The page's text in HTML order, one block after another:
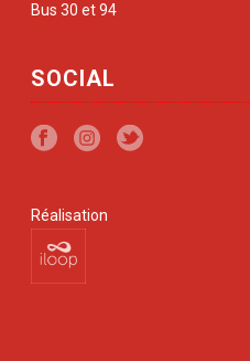
Bus 30 et 94
SOCIAL
Réalisation